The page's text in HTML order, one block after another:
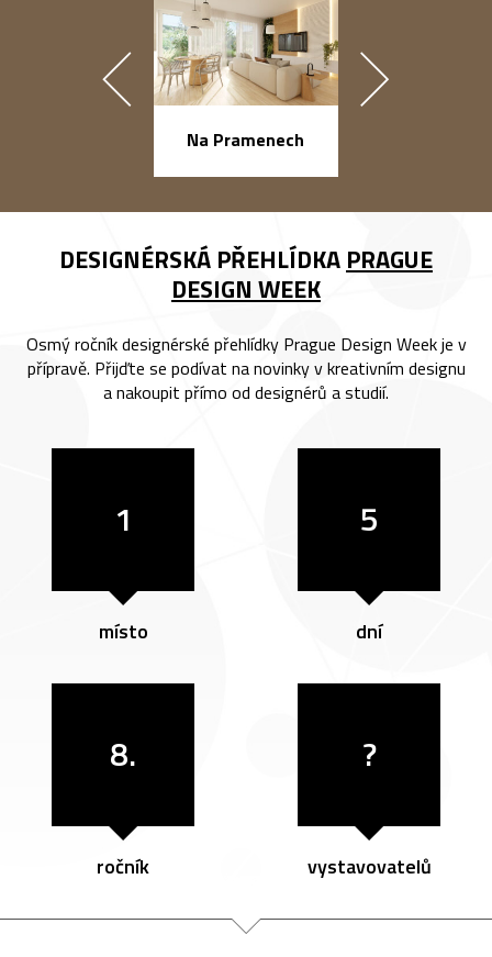
Na Pramenech
DESIGNÉRSKÁ PŘEHLÍDKA PRAGUE
DESIGN WEEK
Osmý ročník designérské přehlídky Prague Design Week je v
přípravě. Přijďte se podívat na novinky v kreativním designu
a nakoupit přímo od designérů a studií.
1
místo
5
dní
8.
ročník
?
vystavovatelů